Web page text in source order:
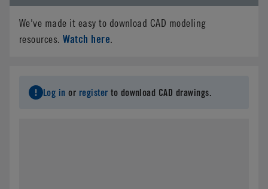
We've made it easy to download CAD modeling
resources.Watch here.
Log in or register to download CAD drawings.